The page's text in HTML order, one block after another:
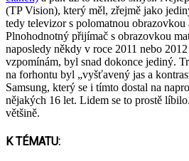
(TP Vision), který měl, zřejmě jako
tedy televizor s polomatnou obrazovkou
Plnohodnotný přijímač s obrazovkou
naposledy někdy v roce 2011 nebo
vzpomínám, byl snad dokonce jediný.
na forhontu byl „vyšťavený jas a
Samsung, který se i tímto dostal na
nějakých 16 let. Lidem se to prostě
většině.
K TÉMATU: